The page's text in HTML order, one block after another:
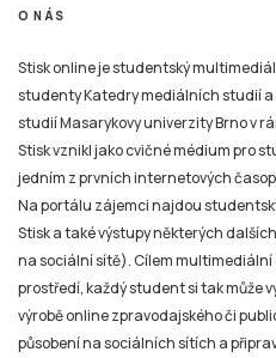
O NÁS
Stisk online je studentský
studenty Katedry mediálních studií
studií Masarykovy univerzity Brno v
Stisk vznikl jako cvičné médium pro
jedním z prvních internetových
Na portálu zájemci najdou
Stisk a také výstupy některých
na sociální sítě). Cílem
prostředí, každý student si tak může
výrobě online zpravodajského či
působení na sociálních sítích a